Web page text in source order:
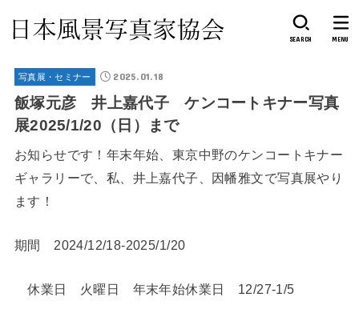
SEARCH MENU
写真展・セミナー 2025.01.18
飯塚元彦 井上嘉代子 ケンコートキナー写真
展2025/1/20（日）まで
お知らせです！年末年始、東京中野のケンコートキナー
ギャラリーで、私、井上嘉代子、因幡雅文で写真展やり
ます！
期間 2024/12/18-2025/1/20
休業日 火曜日 年末年始休業日 12/27-1/5